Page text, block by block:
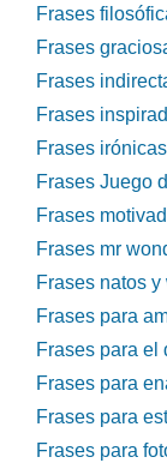
Frases
Frases
Frases
Frases
Frases irónicas
Frases Juego
Frases
Frases mr
Frases natos y
Frases para
Frases para el
Frases para
Frases para
Frases para